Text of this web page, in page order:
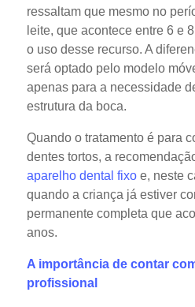
ressaltam que mesmo no
leite, que acontece entre 6 e
o uso desse recurso. A
será optado pelo modelo
apenas para a necessidade
estrutura da boca.
Quando o tratamento é para
dentes tortos, a
aparelho dental fixoe, neste
quando a criança já estiver
permanente completa que
anos.
A importância de contar
profissional